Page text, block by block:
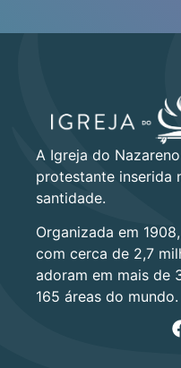
A Igreja do
protestante inserida
santidade.
Organizada em
com cerca de 2,7
adoram em mais de
165 áreas do mundo.